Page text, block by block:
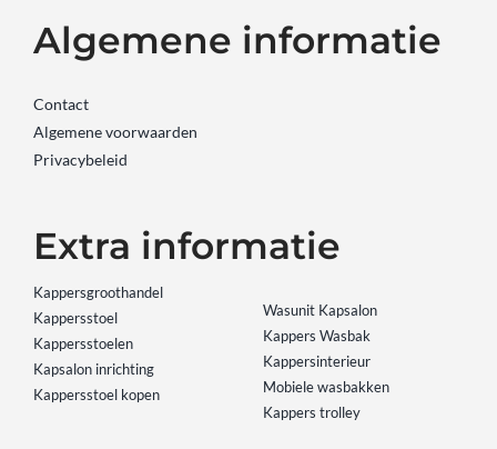
Algemene informatie
Contact
Algemene voorwaarden
Privacybeleid
Extra informatie
Kappersgroothandel
Kappersstoel
Kappersstoelen
Kapsalon inrichting
Kappersstoel kopen
Wasunit Kapsalon
Kappers Wasbak
Kappersinterieur
Mobiele wasbakken
Kappers trolley